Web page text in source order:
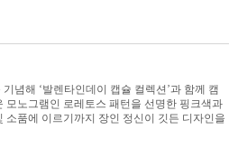
념해 ‘발렌타인데이 캡슐 컬렉션’과 함께 캠
노그램인 로레토스 패턴을 선명한 핑크색과
품에 이르기까지 장인 정신이 깃든 디자인을